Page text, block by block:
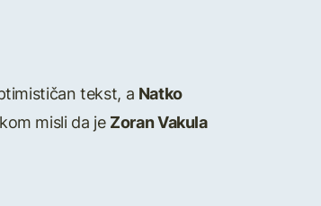
tekst, a Natko
misli da jeZoran Vakula